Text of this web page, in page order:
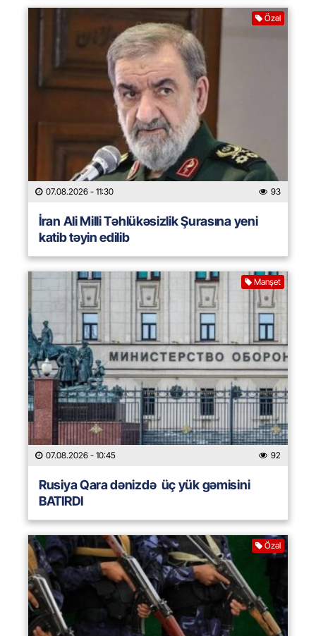
Özəl
07.08.2026 - 11:30 93
İran Ali Milli Təhlükəsizlik Şurasına yeni
katib təyin edilib
Manşet
07.08.2026 - 10:45 92
Rusiya Qara dənizdə üç yük gəmisini
BATIRDI
Özəl